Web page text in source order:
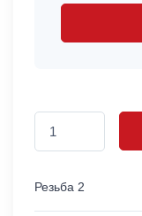
Резьба 2